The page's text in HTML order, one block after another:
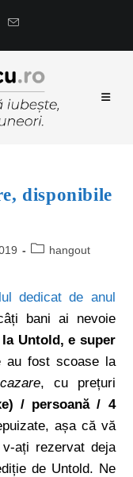
disponibile
hangout
dedicat de anul
bani ai nevoie
Untold, e super
au fost scoase la
, cu prețuri
/ persoană / 4
așa că vă
ați rezervat deja
de Untold. Ne